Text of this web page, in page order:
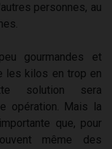
personnes, au
gourmandes et
les kilos en trop en
solution sera
opération. Mais la
que, pour
même des